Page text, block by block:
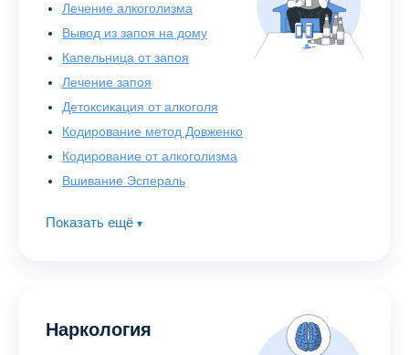
Лечение алкоголизма
Вывод из запоя на дому
Капельница от запоя
Лечение запоя
Детоксикация от алкоголя
Кодирование метод Довженко
Кодирование от алкоголизма
Вшивание Эспераль
Показать ещё ▾
Наркология